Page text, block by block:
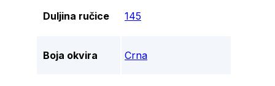
Duljina ručice 145
Boja okvira Crna